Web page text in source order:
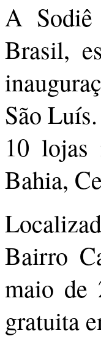
A Sodiê
Brasil,
São
10 lojas
Bahia,
Bairro
maio de
gratuita